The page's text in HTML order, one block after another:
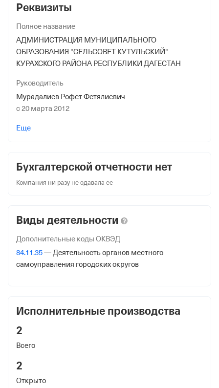
Реквизиты
Полное название
АДМИНИСТРАЦИЯ МУНИЦИПАЛЬНОГО
ОБРАЗОВАНИЯ "СЕЛЬСОВЕТ КУТУЛЬСКИЙ"
КУРАХСКОГО РАЙОНА РЕСПУБЛИКИ ДАГЕСТАН
Руководитель
Мурадалиев Рофет Фетялиевич
с 20 марта 2012
АДМИНИСТРАЦИЯ КУРАХСКОГО РАЙОНА РД
24 июня 1994
Краткое название
368180, Респ Дагестан, Курахский р-н, село Кутул
ИНН
1020501587920
КПП
Регистрация ФНС
Еще
Бухгалтерской отчетности нет
Компания ни разу не сдавала ее
Виды деятельности
Дополнительные коды ОКВЭД
84.11.35— Деятельность органов местного
самоуправления городских округов
Исполнительные производства
2
Всего
2
Открыто